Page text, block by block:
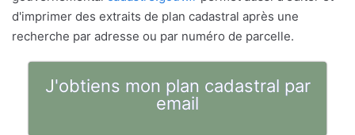
d'imprimer des extraits de plan cadastral après une
recherche par adresse ou par numéro de parcelle.
J'obtiens mon plan cadastral par
email